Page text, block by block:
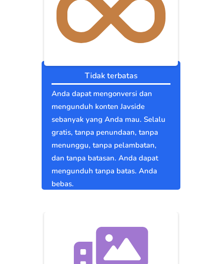
Tidak terbatas
Anda dapat mengonversi dan
mengunduh konten Javside
sebanyak yang Anda mau. Selalu
gratis, tanpa penundaan, tanpa
menunggu, tanpa pelambatan,
dan tanpa batasan. Anda dapat
mengunduh tanpa batas. Anda
bebas.